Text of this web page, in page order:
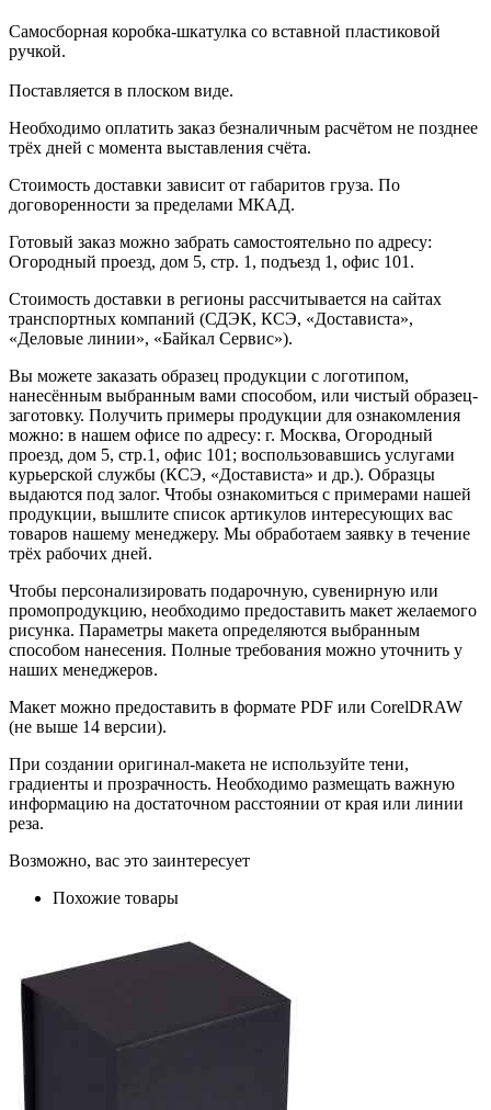
Самосборная коробка-шкатулка со вставной пластиковой
ручкой.
Поставляется в плоском виде.
Необходимо оплатить заказ безналичным расчётом не позднее
трёх дней с момента выставления счёта.
Стоимость доставки зависит от габаритов груза. По
договоренности за пределами МКАД.
Готовый заказ можно забрать самостоятельно по адресу:
Огородный проезд, дом 5, стр. 1, подъезд 1, офис 101.
Стоимость доставки в регионы рассчитывается на сайтах
транспортных компаний (СДЭК, КСЭ, «Достависта»,
«Деловые линии», «Байкал Сервис»).
Вы можете заказать образец продукции с логотипом,
нанесённым выбранным вами способом, или чистый образец-
заготовку. Получить примеры продукции для ознакомления
можно: в нашем офисе по адресу: г. Москва, Огородный
проезд, дом 5, стр.1, офис 101; воспользовавшись услугами
курьерской службы (КСЭ, «Достависта» и др.). Образцы
выдаются под залог. Чтобы ознакомиться с примерами нашей
продукции, вышлите список артикулов интересующих вас
товаров нашему менеджеру. Мы обработаем заявку в течение
трёх рабочих дней.
Чтобы персонализировать подарочную, сувенирную или
промопродукцию, необходимо предоставить макет желаемого
рисунка. Параметры макета определяются выбранным
способом нанесения. Полные требования можно уточнить у
наших менеджеров.
Макет можно предоставить в формате PDF или CorelDRAW
(не выше 14 версии).
При создании оригинал-макета не используйте тени,
градиенты и прозрачность. Необходимо размещать важную
информацию на достаточном расстоянии от края или линии
реза.
Возможно, вас это заинтересует
Похожие товары